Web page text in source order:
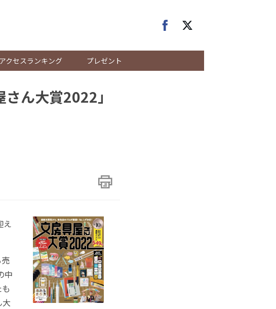
アクセスランキング プレゼント
ん大賞2022」
え
中